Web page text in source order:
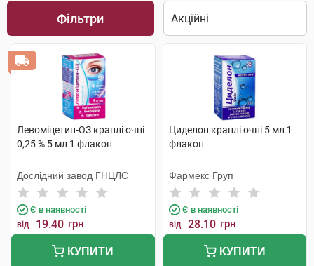
Фільтри
Левоміцетин-ОЗ краплі очні
0,25 % 5 мл 1 флакон
Дослідний завод ГНЦЛС
Є в наявності
від 19.40 грн
КУПИТИ
Циделон краплі очні 5 мл 1
флакон
Фармекс Груп
Є в наявності
від 28.10 грн
КУПИТИ